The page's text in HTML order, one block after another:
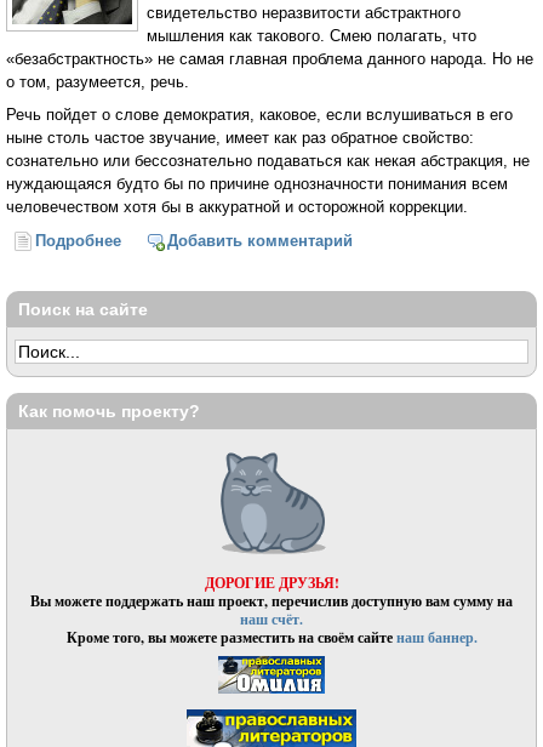
свидетельство неразвитости абстрактного
мышления как такового. Смею полагать, что
«безабстрактность» не самая главная проблема данного народа. Но не
о том, разумеется, речь.
Речь пойдет о слове демократия, каковое, если вслушиваться в его
ныне столь частое звучание, имеет как раз обратное свойство:
сознательно или бессознательно подаваться как некая абстракция, не
нуждающаяся будто бы по причине однозначности понимания всем
человечеством хотя бы в аккуратной и осторожной коррекции.
Подробнее о К вопросу о суверенности (Леонид Бородин)
Добавить комментарий
Поиск на сайте
Как помочь проекту?
ДОРОГИЕ ДРУЗЬЯ!
Вы можете поддержать наш проект, перечислив доступную вам сумму на
наш счёт.
Кроме того, вы можете разместить на своём сайтенаш баннер.